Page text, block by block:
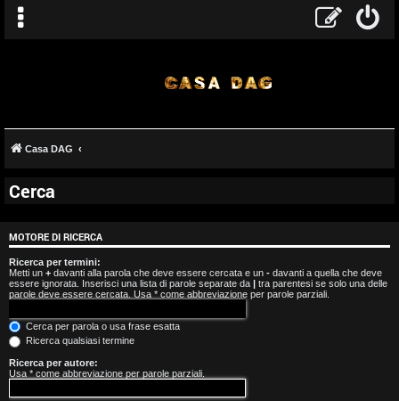
A
r
g
o
m
e
n
Casa DAG
Cerca
MOTORE DI RICERCA
Ricerca per termini:
Metti un + davanti alla parola che deve essere cercata e un - davanti a quella che deve
essere ignorata. Inserisci una lista di parole separate da | tra parentesi se solo una delle
parole deve essere cercata. Usa * come abbreviazione per parole parziali.
Cerca per parola o usa frase esatta
Ricerca qualsiasi termine
Ricerca per autore:
Usa * come abbreviazione per parole parziali.